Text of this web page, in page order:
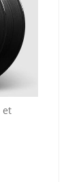
et